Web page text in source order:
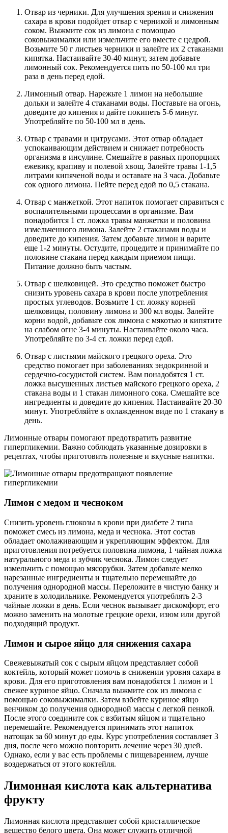
Отвар из черники. Для улучшения зрения и снижения
сахара в крови подойдет отвар с черникой и лимонным
соком. Выжмите сок из лимона с помощью
соковыжималки или измельчите его вместе с цедрой.
Возьмите 50 г листьев черники и залейте их 2 стаканами
кипятка. Настаивайте 30-40 минут, затем добавьте
лимонный сок. Рекомендуется пить по 50-100 мл три
раза в день перед едой.
Лимонный отвар. Нарежьте 1 лимон на небольшие
дольки и залейте 4 стаканами воды. Поставьте на огонь,
доведите до кипения и дайте покипеть 5-6 минут.
Употребляйте по 50-100 мл в день.
Отвар с травами и цитрусами. Этот отвар обладает
успокаивающим действием и снижает потребность
организма в инсулине. Смешайте в равных пропорциях
ежевику, крапиву и полевой хвощ. Залейте травы 1-1,5
литрами кипяченой воды и оставьте на 3 часа. Добавьте
сок одного лимона. Пейте перед едой по 0,5 стакана.
Отвар с манжеткой. Этот напиток помогает справиться с
воспалительными процессами в организме. Вам
понадобится 1 ст. ложка травы манжетки и половина
измельченного лимона. Залейте 2 стаканами воды и
доведите до кипения. Затем добавьте лимон и варите
еще 1-2 минуты. Остудите, процедите и принимайте по
половине стакана перед каждым приемом пищи.
Питание должно быть частым.
Отвар с шелковицей. Это средство поможет быстро
снизить уровень сахара в крови после употребления
простых углеводов. Возьмите 1 ст. ложку корней
шелковицы, половину лимона и 300 мл воды. Залейте
корни водой, добавьте сок лимона с мякотью и кипятите
на слабом огне 3-4 минуты. Настаивайте около часа.
Употребляйте по 3-4 ст. ложки перед едой.
Отвар с листьями майского грецкого ореха. Это
средство помогает при заболеваниях эндокринной и
сердечно-сосудистой систем. Вам понадобятся 1 ст.
ложка высушенных листьев майского грецкого ореха, 2
стакана воды и 1 стакан лимонного сока. Смешайте все
ингредиенты и доведите до кипения. Настаивайте 20-30
минут. Употребляйте в охлажденном виде по 1 стакану в
день.
Лимонные отвары помогают предотвратить развитие
гипергликемии. Важно соблюдать указанные дозировки в
рецептах, чтобы приготовить полезные и вкусные напитки.
Лимон с медом и чесноком
Снизить уровень глюкозы в крови при диабете 2 типа
поможет смесь из лимона, меда и чеснока. Этот состав
обладает омолаживающим и укрепляющим эффектом. Для
приготовления потребуется половина лимона, 1 чайная ложка
натурального меда и зубчик чеснока. Лимон следует
измельчить с помощью мясорубки. Затем добавьте мелко
нарезанные ингредиенты и тщательно перемешайте до
получения однородной массы. Переложите в чистую банку и
храните в холодильнике. Рекомендуется употреблять 2-3
чайные ложки в день. Если чеснок вызывает дискомфорт, его
можно заменить на молотые грецкие орехи, изюм или другой
подходящий продукт.
Лимон и сырое яйцо для снижения сахара
Свежевыжатый сок с сырым яйцом представляет собой
коктейль, который может помочь в снижении уровня сахара в
крови. Для его приготовления вам понадобятся 1 лимон и 1
свежее куриное яйцо. Сначала выжмите сок из лимона с
помощью соковыжималки. Затем взбейте куриное яйцо
венчиком до получения однородной массы с легкой пенкой.
После этого соедините сок с взбитым яйцом и тщательно
перемешайте. Рекомендуется принимать этот напиток
натощак за 60 минут до еды. Курс употребления составляет 3
дня, после чего можно повторить лечение через 30 дней.
Однако, если у вас есть проблемы с пищеварением, лучше
воздержаться от этого коктейля.
Лимонная кислота как альтернатива
фрукту
Лимонная кислота представляет собой кристаллическое
вещество белого цвета. Она может служить отличной